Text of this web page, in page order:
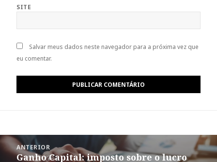
SITE
Salvar meus dados neste navegador para a próxima vez que
eu comentar.
Post
ANTERIOR
Post
Ganho Capital: imposto sobre o lucro